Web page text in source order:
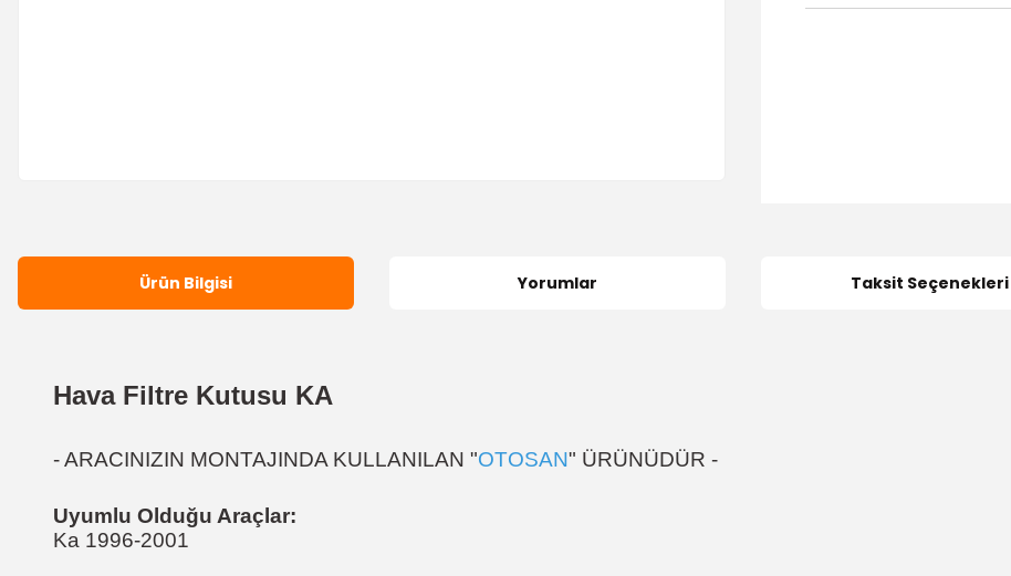
Ürün Bilgisi Yorumlar Taksit Seçenekleri
Hava Filtre Kutusu KA
- ARACINIZIN MONTAJINDA KULLANILAN "OTOSAN" ÜRÜNÜDÜR -
Uyumlu Olduğu Araçlar:
Ka 1996-2001